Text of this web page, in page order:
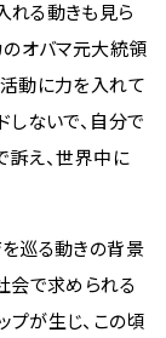
れる動きも見ら
のオバマ元大統領
動に力を入れて
しないで、自分で
訴え、世界中に
巡る動きの背景
会で求められる
が生じ、この頃